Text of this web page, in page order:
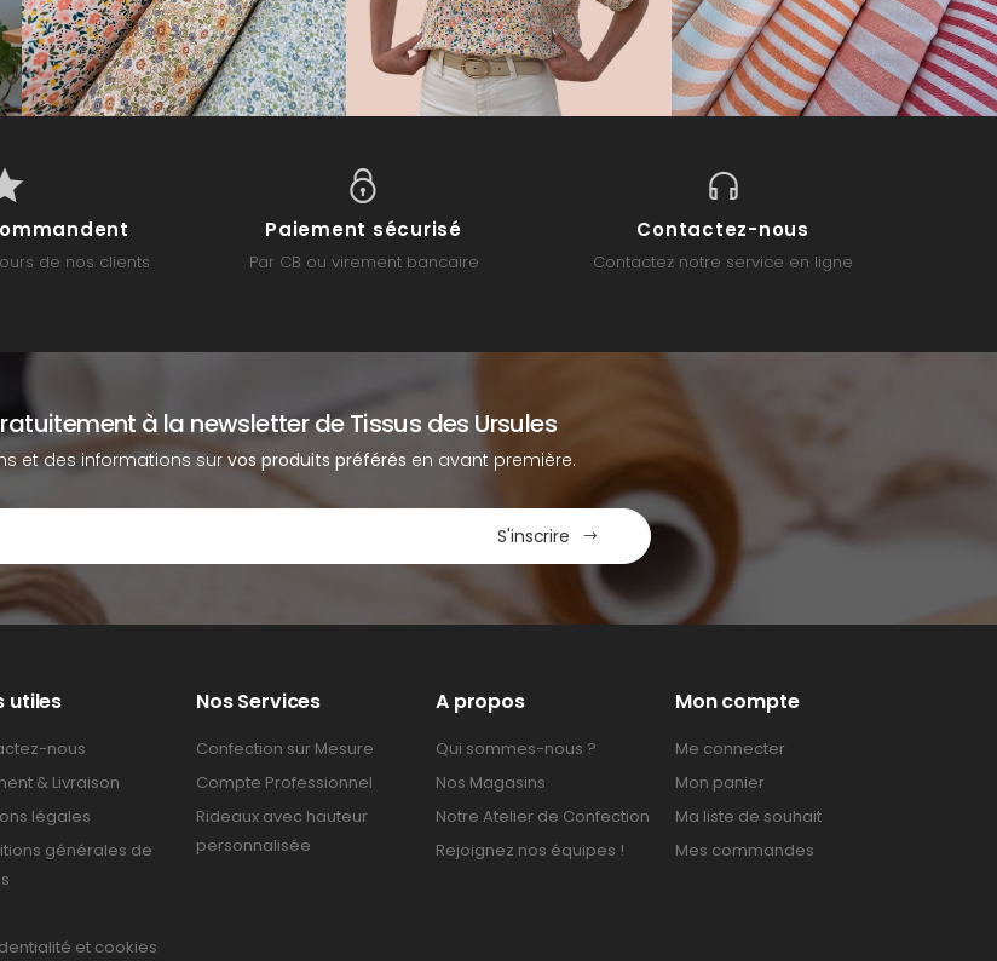
de nos clients
Paiement sécurisé
Par CB ou virement bancaire
Contactez-nous
Contactez notre service en ligne
à la newsletter de Tissus des Ursules
et des informations survos produits préférés en avant première.
S'inscrire
utiles
nous
& Livraison
légales
générales de
et cookies
Nos Services
Confection sur Mesure
Compte Professionnel
Rideaux avec hauteur
personnalisée
A propos
Qui sommes-nous ?
Nos Magasins
Notre Atelier de Confection
Rejoignez nos équipes !
Mon compte
Me connecter
Mon panier
Ma liste de souhait
Mes commandes